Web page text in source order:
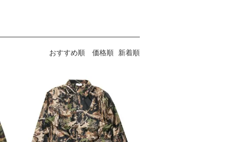
おすすめ順 価格順 新着順